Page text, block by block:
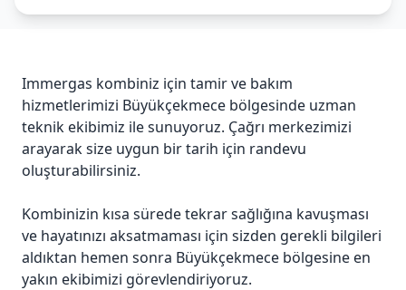
Immergas kombiniz için tamir ve bakım
hizmetlerimizi Büyükçekmece bölgesinde uzman
teknik ekibimiz ile sunuyoruz. Çağrı merkezimizi
arayarak size uygun bir tarih için randevu
oluşturabilirsiniz.
Kombinizin kısa sürede tekrar sağlığına kavuşması
ve hayatınızı aksatmaması için sizden gerekli bilgileri
aldıktan hemen sonra Büyükçekmece bölgesine en
yakın ekibimizi görevlendiriyoruz.